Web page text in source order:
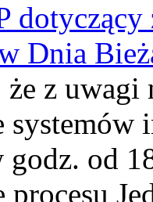
dotyczący
Dnia
z uwagi
godz. od
procesu